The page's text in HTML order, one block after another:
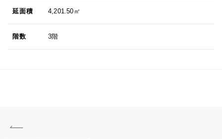
延面積 4,201.50㎡
階数 3階